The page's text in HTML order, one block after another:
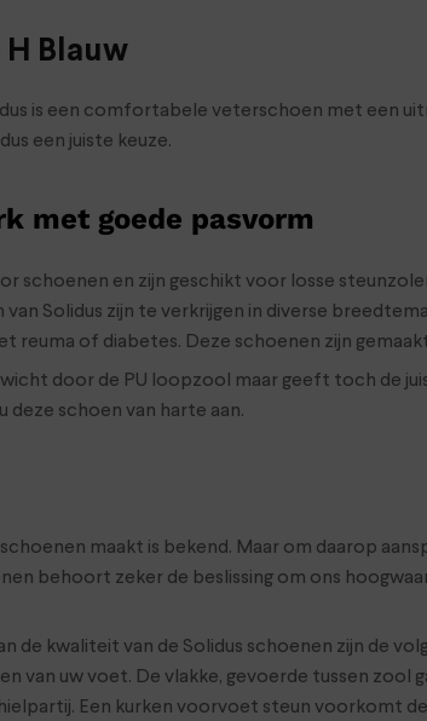
Blauw
is een comfortabele veterschoen met een
een juiste keuze.
met goede pasvorm
schoenen en zijn geschikt voor losse
Solidus zijn te verkrijgen in diverse
reuma of diabetes. Deze schoenen zijn
door de PU loopzool maar geeft toch de
deze schoen van harte aan.
maakt is bekend. Maar om daarop
behoort zeker de beslissing om ons
de kwaliteit van de Solidus schoenen zijn de
van uw voet. De vlakke, gevoerde tussen
Een kurken voorvoet steun voorkomt